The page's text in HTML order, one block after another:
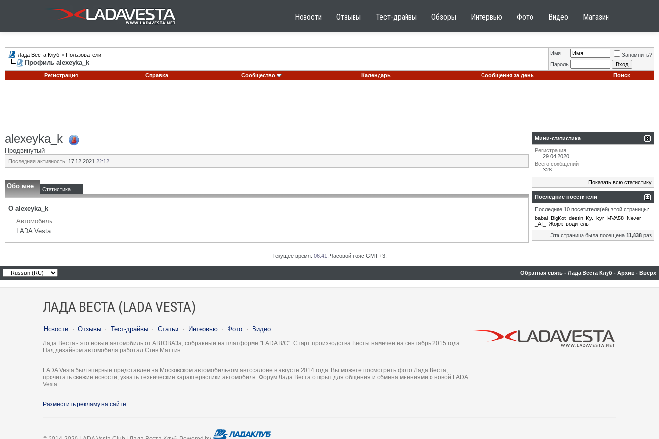
Новости Отзывы Тест-драйвы Обзоры Интервью Фото Видео Магазин
Лада Веста Клуб > Пользователи
Профиль alexeyka_k
Имя
Запомнить?
Пароль
Регистрация
Справка Сообщество Календарь Сообщения за день Поиск
alexeyka_k
Продвинутый
Последняя активность: 17.12.2021 22:12
Обо мне Статистика
О alexeyka_k
Автомобиль
LADA Vesta
Мини-статистика
Регистрация
29.04.2020
Всего сообщений
328
Показать всю статистику
Последние посетители
Последние 10 посетителя(ей) этой страницы:
babai BigKot destin Ky. kyr MVA58 Never
_AI_
Жорж водитель
Эта страница была посещена 11,838 раз
Текущее время: 06:41 . Часовой пояс GMT +3.
Обратная связь - Лада Веста Клуб - Архив - Вверх
ЛАДА ВЕСТА (LADA VESTA)
Новости · Отзывы · Тест-драйвы · Статьи · Интервью · Фото · Видео
Лада Веста - это новый автомобиль от АВТОВАЗа, собранный на платформе "LADA B/C". Старт производства Весты намечен на сентябрь 2015 года.
Над дизайном автомобиля работал Стив Маттин.
LADA Vesta был впервые представлен на Московском автомобильном автосалоне в августе 2014 года, Вы можете посмотреть фото Лада Веста,
прочитать свежие новости, узнать технические характеристики автомобиля. Форум Лада Веста открыт для общения и обмена мнениями о новой LADA
Vesta.
Разместить рекламу на сайте